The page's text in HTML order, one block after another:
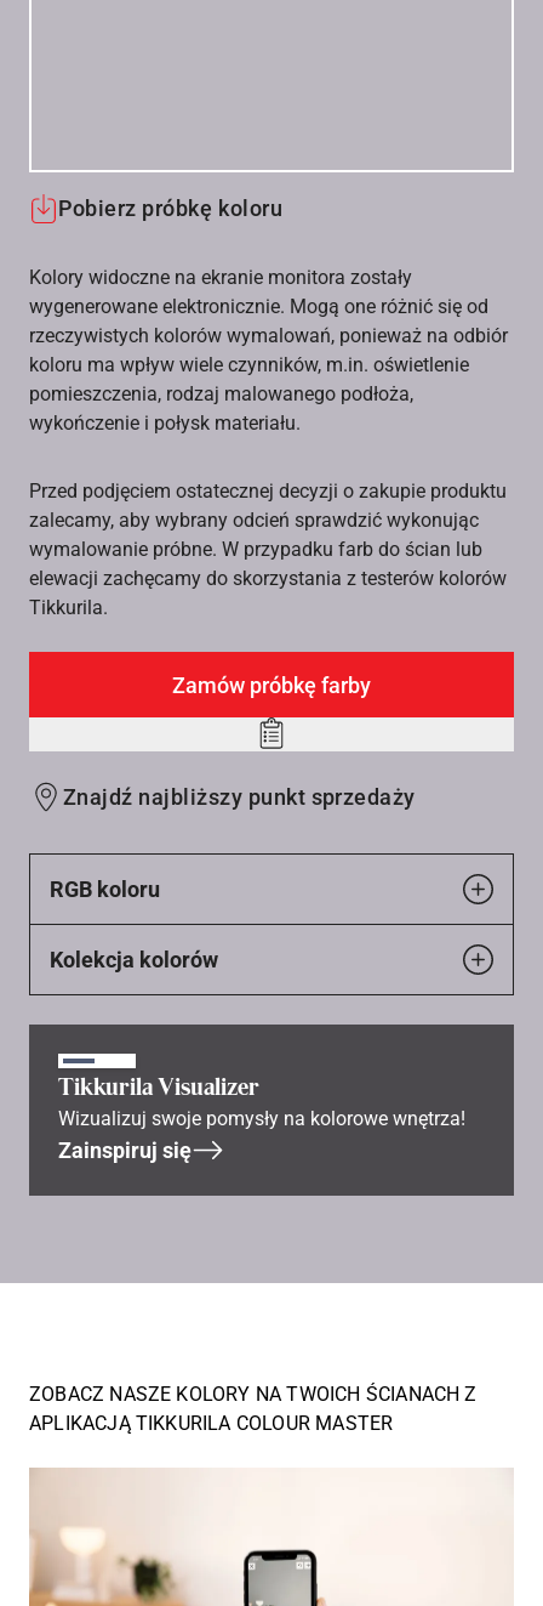
Pobierz próbkę koloru
Kolory widoczne na ekranie monitora zostały
wygenerowane elektronicznie. Mogą one różnić się od
rzeczywistych kolorów wymalowań, ponieważ na odbiór
koloru ma wpływ wiele czynników, m.in. oświetlenie
pomieszczenia, rodzaj malowanego podłoża,
wykończenie i połysk materiału.
Przed podjęciem ostatecznej decyzji o zakupie produktu
zalecamy, aby wybrany odcień sprawdzić wykonując
wymalowanie próbne. W przypadku farb do ścian lub
elewacji zachęcamy do skorzystania z testerów kolorów
Tikkurila.
Zamów próbkę farby
Add
wishlist
Znajdź najbliższy punkt sprzedaży
RGB koloru
Kolekcja kolorów
Tikkurila Visualizer
Wizualizuj swoje pomysły na kolorowe wnętrza!
Zainspiruj się
ZOBACZ NASZE KOLORY NA TWOICH ŚCIANACH Z
APLIKACJĄ TIKKURILA COLOUR MASTER